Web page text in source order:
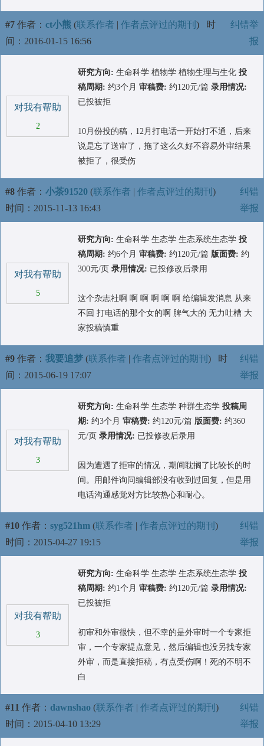
#7 作者： ct小熊 (联系作者 | 作者点评过的期刊 ) 时
间：2016-01-15 16:56
纠错举
报
对我有帮助
2
研究方向: 生命科学 植物学 植物生理与生化 投
稿周期: 约3个月 审稿费: 约120元/篇 录用情况:
已投被拒
10月份投的稿，12月打电话一开始打不通，后来
说是忘了送审了，拖了这么久好不容易外审结果
被拒了，很受伤
#8 作者： 小茶91520 (联系作者 | 作者点评过的期刊 )
时间：2015-11-13 16:43
纠错
举报
对我有帮助
5
研究方向: 生命科学 生态学 生态系统生态学 投
稿周期: 约6个月 审稿费: 约120元/篇 版面费: 约
300元/页 录用情况: 已投修改后录用
这个杂志社啊 啊 啊 啊 啊 啊 给编辑发消息 从来
不回 打电话的那个女的啊 脾气大的 无力吐槽 大
家投稿慎重
#9 作者： 我要追梦 (联系作者 | 作者点评过的期刊 ) 时
间：2015-06-19 17:07
纠错
举报
对我有帮助
3
研究方向: 生命科学 生态学 种群生态学 投稿周
期: 约3个月 审稿费: 约120元/篇 版面费: 约360
元/页 录用情况: 已投修改后录用
因为遭遇了拒审的情况，期间耽搁了比较长的时
间。用邮件询问编辑部没有收到过回复，但是用
电话沟通感觉对方比较热心和耐心。
#10 作者： syg521hm (联系作者 | 作者点评过的期刊 )
时间：2015-04-27 19:15
纠错
举报
对我有帮助
3
研究方向: 生命科学 生态学 生态系统生态学 投
稿周期: 约1个月 审稿费: 约120元/篇 录用情况:
已投被拒
初审和外审很快，但不幸的是外审时一个专家拒
审，一个专家提点意见，然后编辑也没另找专家
外审，而是直接拒稿，有点受伤啊！死的不明不
白
#11 作者： dawnshao (联系作者 | 作者点评过的期刊 )
时间：2015-04-10 13:29
纠错
举报